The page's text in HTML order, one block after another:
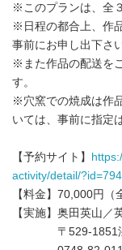
※このプランは、全
※日程の都合上、作
事前にお申し出下さい
※また作品の配送を
す。
※穴窯での焼成は作
いては、事前に指定
【予約サイト】
activity/detail/
【料金】70,000円（
【実施】奥田英山／
〒529-1851滋賀